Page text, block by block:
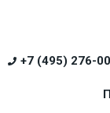
+7 (495) 276-